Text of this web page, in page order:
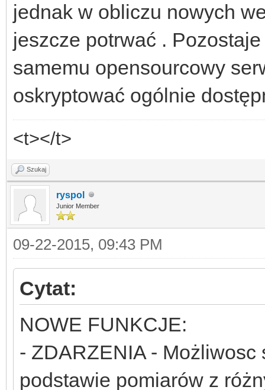
jednak w obliczu nowych
jeszcze potrwać .
samemu opensourcowy
oskryptować ogólnie
<t></t>
Szukaj
ryspol
Junior Member
09-22-2015, 09:43 PM
Cytat:
NOWE FUNKCJE:
- ZDARZENIA -
podstawie pomiarów z